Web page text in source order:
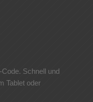
Schnell und
Tablet oder